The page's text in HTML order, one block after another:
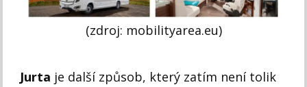
(zdroj: mobilityarea.eu)
Jurta je další způsob, který zatím není tolik